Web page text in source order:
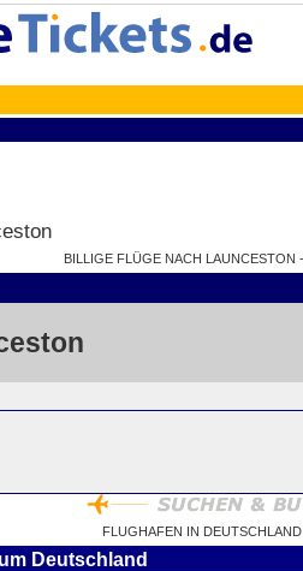
BILLIGE FLÜGE NACH LAUNCESTON
FLUGHAFEN IN
Deutschland